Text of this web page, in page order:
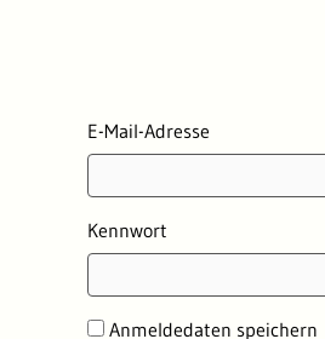
Anmeldung
E-Mail-Adresse
Kennwort
Anmeldedaten speichern